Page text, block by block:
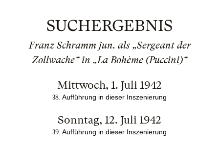
SUCHERGEBNIS
Franz Schramm jun. als „Sergeant der
Zollwache“ in „La Bohème (Puccini)“
Mittwoch, 1. Juli 1942
38 Aufführung in dieser Inszenierung
Sonntag, 12. Juli 1942
39 Aufführung in dieser Inszenierung